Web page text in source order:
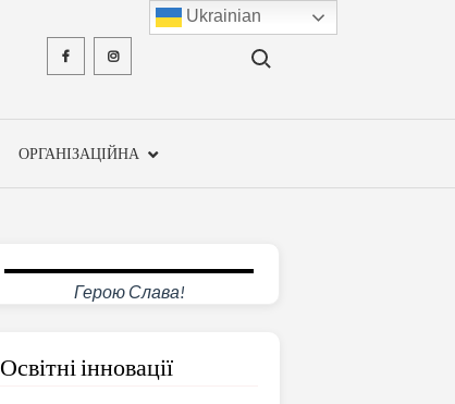
FacebookInstagram Search for:
ОРГАНІЗАЦІЙНА
Герою Слава!
Освітні інновації
Ukrainian